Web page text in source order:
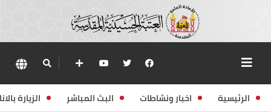
الرئيسية اخبار ونشاطات البث المباشر الزيارة